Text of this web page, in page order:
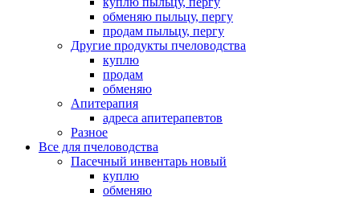
обменяю пыльцу, пергу
продам пыльцу, пергу
Другие продукты пчеловодства
куплю
продам
обменяю
Апитерапия
адреса апитерапевтов
Разное
Все для пчеловодства
Пасечный инвентарь новый
куплю
обменяю